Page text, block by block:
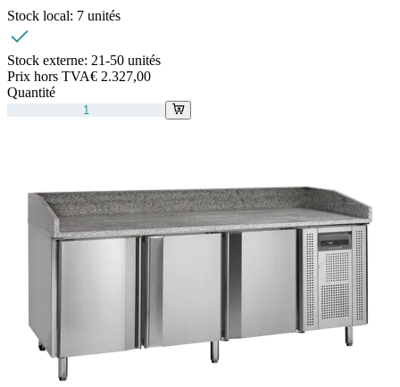
Stock local: 7 unités
Stock externe: 21-50 unités
Prix hors TVA€ 2.327,00
Quantité